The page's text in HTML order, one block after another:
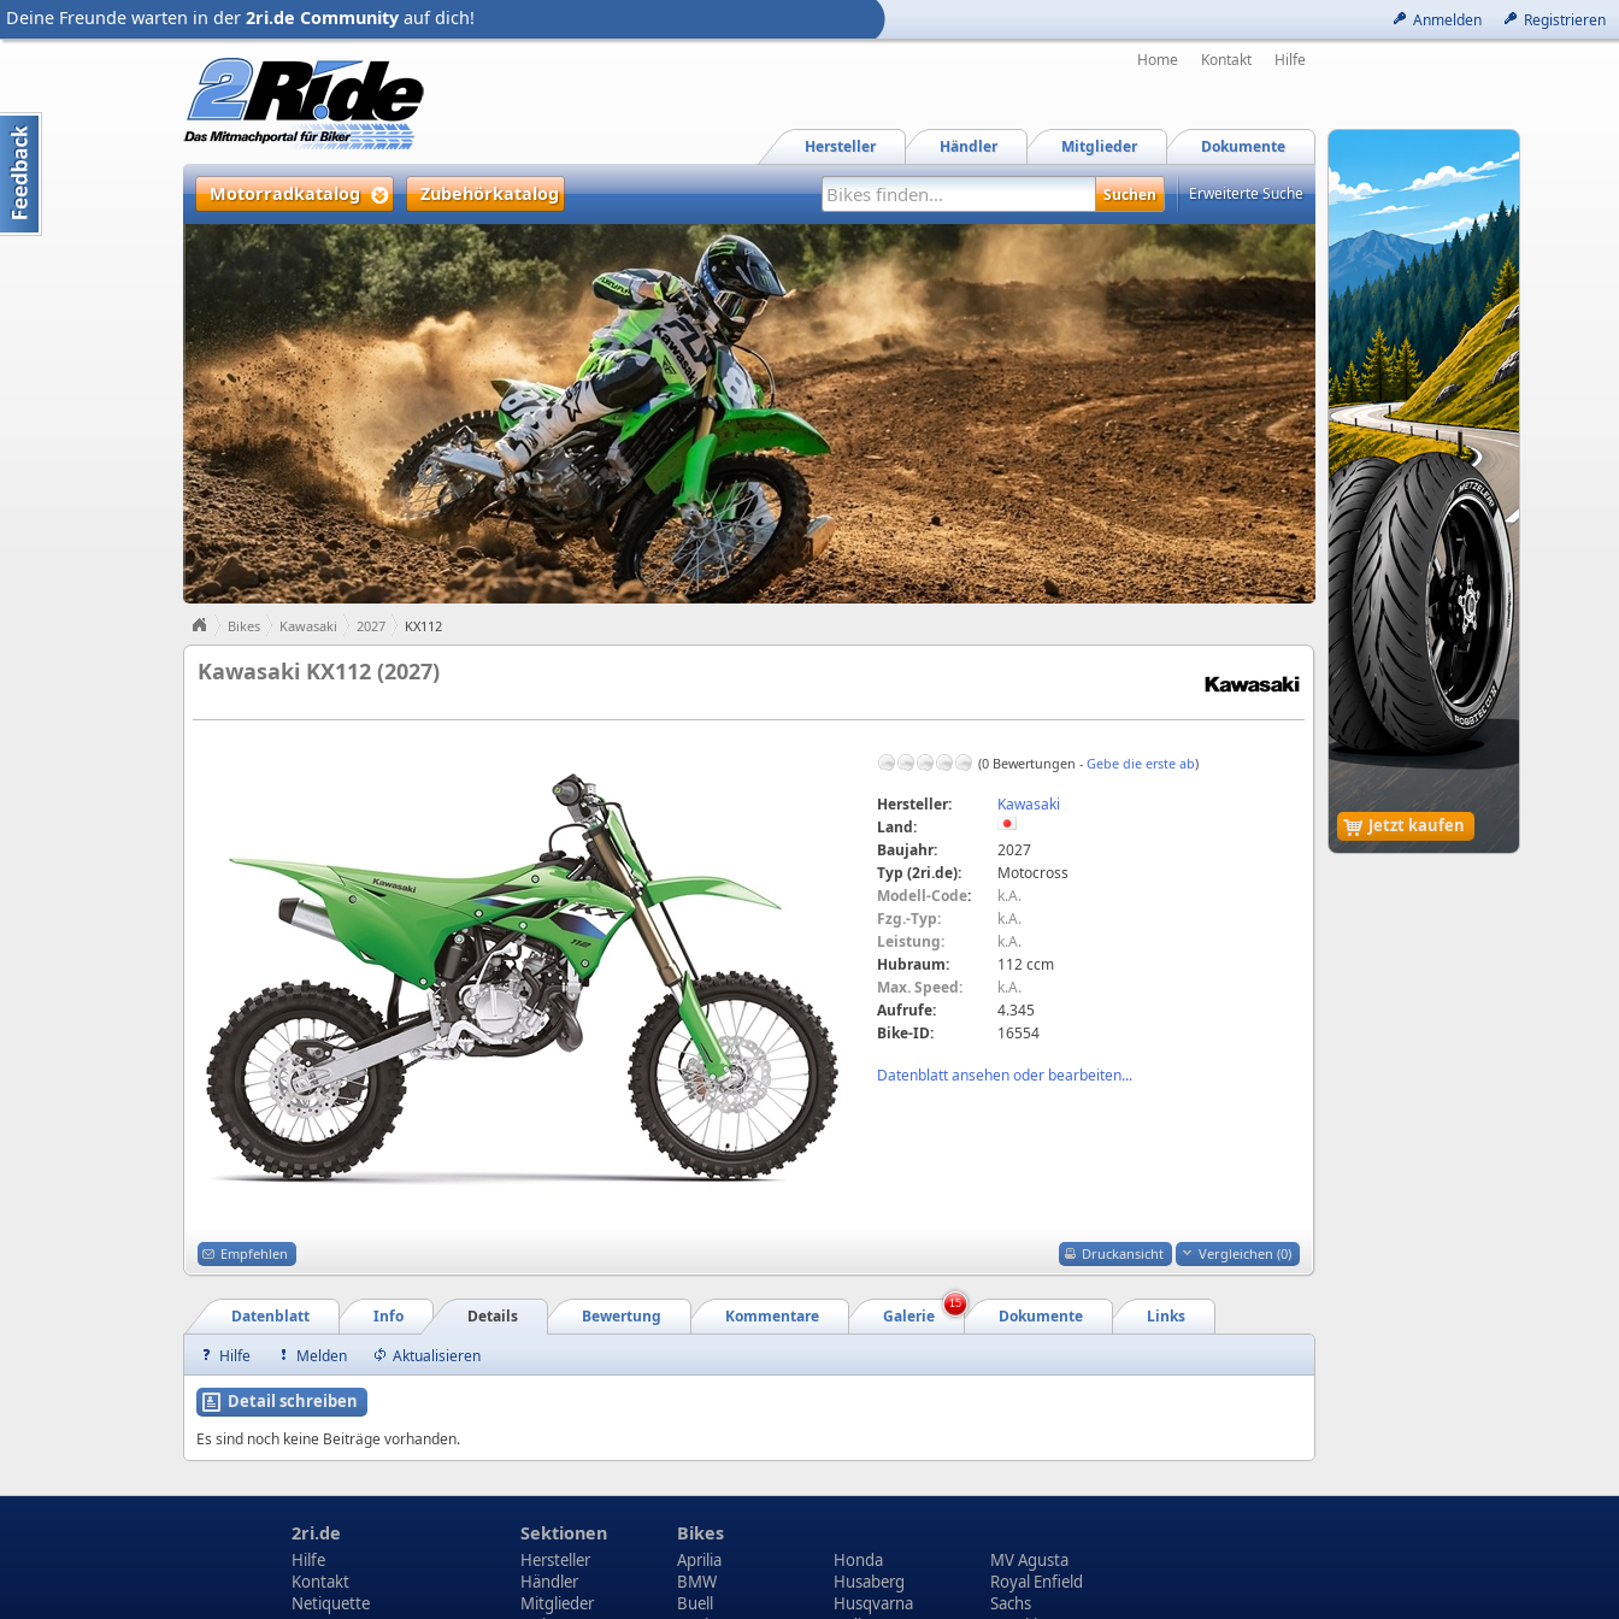
Anmelden Registrieren
Deine Freunde warten in der 2ri.de Community auf dich!
Jetzt kaufen
Home Kontakt Hilfe
Dokumente
Mitglieder
Händler
Hersteller
Motorradkatalog Zubehörkatalog Erweiterte Suche
Bikes Kawasaki 2027 KX112
Kawasaki KX112 (2027)
(0 Bewertungen - Gebe die erste ab)
Hersteller:
Kawasaki
Land:
Baujahr:
2027
Typ (2ri.de):
Motocross
Modell-Code:
k.A.
Fzg.-Typ:
k.A.
Leistung:
k.A.
Hubraum:
112 ccm
Max. Speed:
k.A.
Aufrufe:
4.345
Bike-ID:
16554
Datenblatt ansehen oder bearbeiten...
Druckansicht Vergleichen (0)
Empfehlen
Links
Dokumente
Galerie
Kommentare
Bewertung
Details
Info
Datenblatt
15
Hilfe Melden Aktualisieren
Detail schreiben
Es sind noch keine Beiträge vorhanden.
2ri.de
Hilfe
Kontakt
Netiquette
Sektionen
Hersteller
Händler
Mitglieder
Bikes
Aprilia
BMW
Buell
Honda
Husaberg
Husqvarna
MV Agusta
Royal Enfield
Sachs